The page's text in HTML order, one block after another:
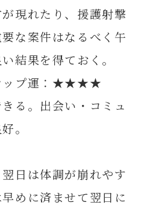
現れたり、援護射撃
な案件はなるべく午
結果を得ておく。
ップ運：★★★★
る。出会い・コミュ
。
日は体調が崩れやす
めに済ませて翌日に